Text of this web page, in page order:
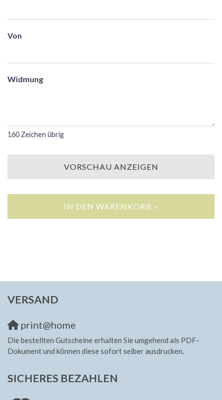
Von
Widmung
160 Zeichen übrig
VORSCHAU ANZEIGEN
IN DEN WARENKORB »
VERSAND
print@home
Die bestellten Gutscheine erhalten Sie umgehend als PDF-
Dokument und können diese sofort selber ausdrucken.
SICHERES BEZAHLEN